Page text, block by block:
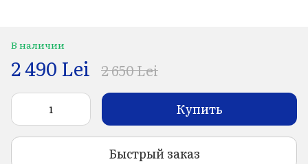
В наличии
2 490 Lei 2 650 Lei
Купить
Быстрый заказ